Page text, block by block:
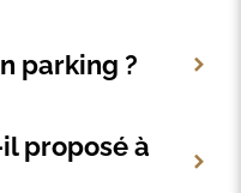
parking ?
proposé à